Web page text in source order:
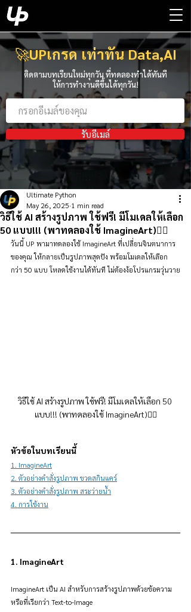
🚀UPเกรด เท่าทัน Data,AI
ติดตามบทเรียนใหม่ทุกวัน ที่ทดลองทำได้ทันที
ให้การทำงานดีขึ้นได้ทุกวัน!
รับอีเมล์
วิธีใช้ AI สร้างรูปภาพ ใช้ฟรี! มีโมเดลให้เลือก
50 แบบ!!! (พาทดลองใช้ ImagineArt)👇🏻
Ultimate Python
May 26, 2025 1 min read
วันนี้ UP พามาทดลองใช้ ImagineArt ที่เปลี่ยนจินตนาการ
ของคุณ ให้กลายเป็นรูปภาพสุดปัง พร้อมโมเดลให้เลือก
กว่า 50 แบบ โหลดใช้งานได้ทันที ไม่ต้องง้อโปรแกรมวุ่นวาย
วิธีใช้ AI สร้างรูปภาพ ใช้ฟรี! มีโมเดลให้เลือก 50
แบบ!!! (พาทดลองใช้ ImagineArt)👇🏻
หัวข้อในบทเรียนนี้
1. ImagineArt
2. ตัวอย่างคำสั่งรูปภาพ ขวดสกินแคร์
3. ตัวอย่างคำสั่งรูปภาพ สระว่ายน้ำ
4. การใช้งาน
1. ImagineArt
ImagineArt เป็น AI สำหรับการสร้างรูปภาพด้วยข้อความ
หรือที่เรียกว่า Text-to-Image